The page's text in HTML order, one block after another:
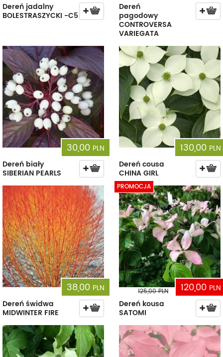
Dereń jadalny
BOLESTRASZYCKI -C5
Dereń
pagodowy
CONTROVERSA
VARIEGATA
30,00 PLN
Dereń biały
SIBERIAN PEARLS
130,00 PLN
Dereń cousa
CHINA GIRL
38,00 PLN
Dereń świdwa
MIDWINTER FIRE
PROMOCJA
120,00 PLN
125,00PLN
Dereń kousa
SATOMI